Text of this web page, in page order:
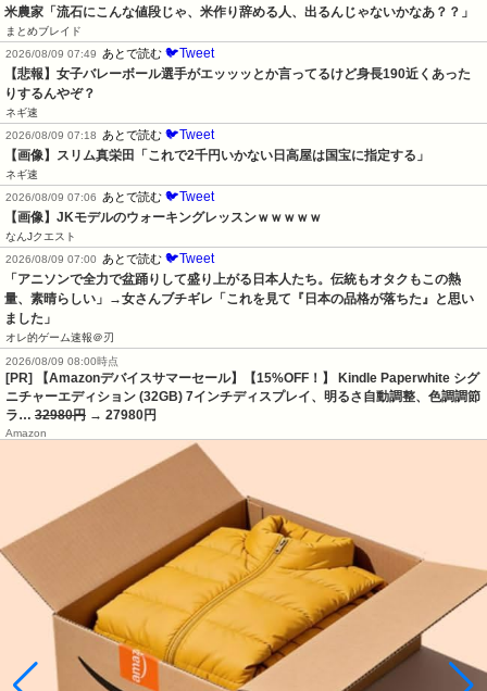
米農家「流石にこんな値段じゃ、米作り辞める人、出るんじゃないかなあ？？」
まとめブレイド
2026/08/09 07:49
あとで読む 🐦Tweet
【悲報】女子バレーボール選手がエッッッとか言ってるけど身長190近くあった
りするんやぞ？
ネギ速
2026/08/09 07:18
あとで読む 🐦Tweet
【画像】スリム真栄田「これで2千円いかない日高屋は国宝に指定する」
ネギ速
2026/08/09 07:06
あとで読む 🐦Tweet
【画像】JKモデルのウォーキングレッスンｗｗｗｗｗ
なんJクエスト
2026/08/09 07:00
あとで読む 🐦Tweet
「アニソンで全力で盆踊りして盛り上がる日本人たち。伝統もオタクもこの熱
量、素晴らしい」→女さんブチギレ「これを見て『日本の品格が落ちた』と思い
ました」
オレ的ゲーム速報＠刃
2026/08/09 08:00時点
[PR] 【Amazonデバイスサマーセール】【15%OFF！】 Kindle Paperwhite シグ
ニチャーエディション (32GB) 7インチディスプレイ、明るさ自動調整、色調調節
ラ… 32980円 → 27980円
Amazon